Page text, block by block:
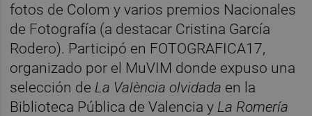
fotos de Colom y varios premios Nacionales
de Fotografía (a destacar Cristina García
Rodero). Participó en FOTOGRAFICA17,
organizado por el MuVIM donde expuso una
selección de La València olvidada en la
Biblioteca Pública de Valencia y La Romería